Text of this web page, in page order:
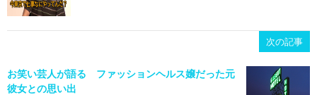
次の記事
お笑い芸人が語る ファッションヘルス嬢だった元
彼女との思い出